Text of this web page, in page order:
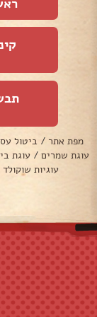
מפת אתר / ביטול
עוגת שמרים / עוגת
עוגיות